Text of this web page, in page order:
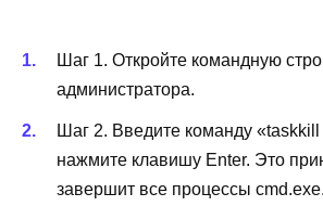
Шаг 1. Откройте командную
администратора.
Шаг 2. Введите команду «taskkill
нажмите клавишу Enter. Это
завершит все процессы cmd.exe.